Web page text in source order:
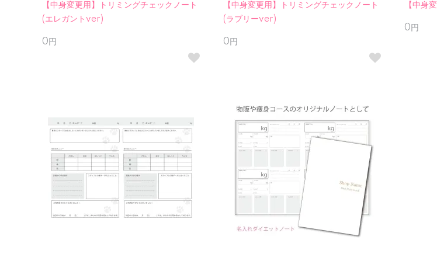
【中身変更用】トリミングチェックノート
(エレガントver)
0円
【中身変更用】トリミングチェックノート
(ラブリーver)
0円
【中身
0円